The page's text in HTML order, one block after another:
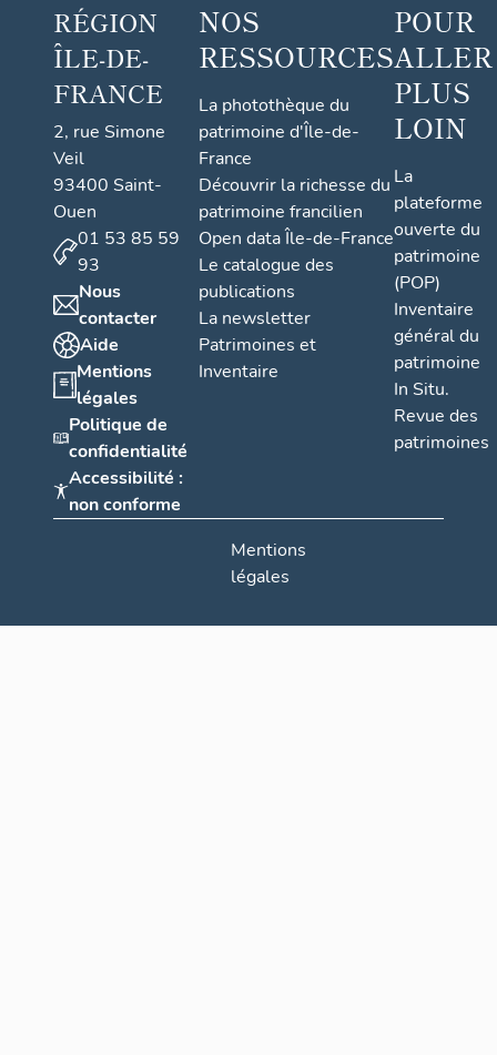
RÉGION
ÎLE-DE-
FRANCE
2, rue Simone
Veil
93400 Saint-
Ouen
01 53 85 59
93
Nous
contacter
Aide
Mentions
légales
Politique de
confidentialité
Accessibilité :
non conforme
NOS
RESSOURCES
La photothèque du
patrimoine d'Île-de-
France
Découvrir la richesse du
patrimoine francilien
Open data Île-de-France
Le catalogue des
publications
La newsletter
Patrimoines et
Inventaire
POUR
ALLER
PLUS
LOIN
La
plateforme
ouverte du
patrimoine
(POP)
Inventaire
général du
patrimoine
In Situ.
Revue des
patrimoines
Mentions
légales